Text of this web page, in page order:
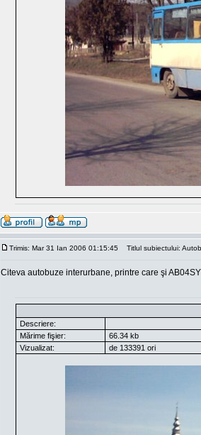
Trimis: Mar 31 Ian 2006 01:15:45 Titlul subiectului:
Citeva autobuze interurbane, printre care şi
Descriere:
Mărime fişier:
66.34 kb
Vizualizat:
de 133391 ori